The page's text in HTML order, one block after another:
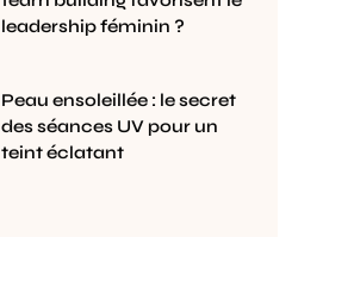
leadership féminin ?
Peau ensoleillée : le secret
des séances UV pour un
teint éclatant